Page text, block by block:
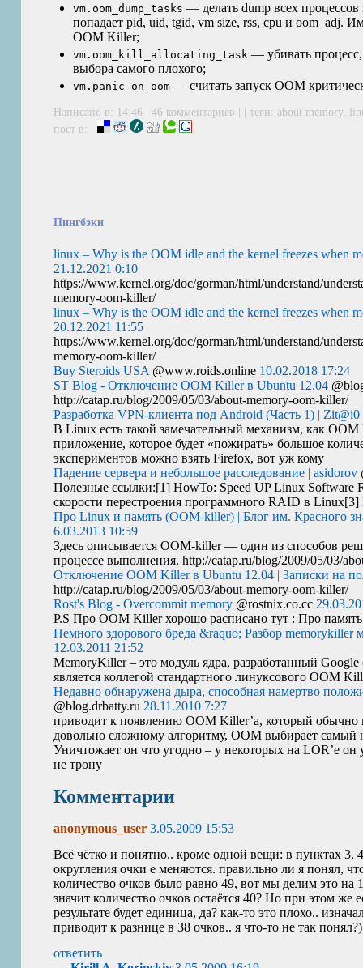
vm.oom_dump_tasks — делать dump всех
попадает pid, uid, tgid, vm size, rss, cpu и oom_adj.
OOM Killer;
vm.oom_kill_allocating_task — убивать
выбора самого плохого;
vm.panic_on_oom — считать запускOOM
Написано в: 14:46 |46 комментариев | | теги: about memory,
пост в:
Пингбэки
linux – Why is the OOM idle and the kernel freezes when
21.12.2021 0:10
https://www.kernel.org/doc/gorman/html/understand/
memory-oom-killer/
linux – Why is the OOM idle and the kernel freezes when
20.12.2021 11:55
https://www.kernel.org/doc/gorman/html/understand/
memory-oom-killer/
Buy Steroids USA @www.roids.online 10.02.2018 17:24
ST Blog - Отключение OOM Killer в Ubuntu 12.04
http://catap.ru/blog/2009/05/03/about-memory-oom-killer/
Разработка VPN-клиента под Android (Часть 1) | Zit@i0
В Linux есть такой замечательный механизм, какOOM
приложение, которое будет «пожирать» большое
экспериментов можно взять Firefox, вот уж кому
Падение сервера и небольшое расследование | asidorov
Полезные ссылки:[1] HowTo: SpeedUPLinux Software
скорости перестроения программногоRAID в Linux[3]
Про Linux и память (OOM-killer) | Блог им. Красного
6.03.2013 10:59
Здесь описываетсяOOM-killer — один из способов
процессе выполнения. http://catap.ru/blog/2009/05/03/
Отключение OOM Killer в Ubuntu 12.04 | Записки на
http://catap.ru/blog/2009/05/03/about-memory-oom-killer/
Rost's Blog - Overcommit memory @rostnix.co.cc
P.S ПроOOM Killer хорошо расписано тут : Про
Немного здорового бреда &raquo; Разбор memorykiller
12.03.2011 21:52
MemoryKiller – это модуль ядра, разработанный
является коллегой стандартного линуксовогоOOM
Недавно обнаружена дыра, способная намертво
@blog.drbatty.ru 28.11.2010 7:27
приводит к появлениюOOM Killer’а, который обычно
довольно сложному алгоритму,OOM выбирает самый
Уничтожает он что угодно – у некоторых наLOR’е он
не трону
Комментарии
anonymous_user3.05.2009 15:53
Всё чётко и понятно.. кроме одной вещи: в пунктах 3,
округления очки е меняются. правильно ли я понял,
количество очков было равно 49, вот мы делим это
значит количество очков остаётся 40? Но при этом
результате будет единица, да? как-то это плохо..
приводит к разнице в 38 очков.. я что-то не так понял?)
ответить